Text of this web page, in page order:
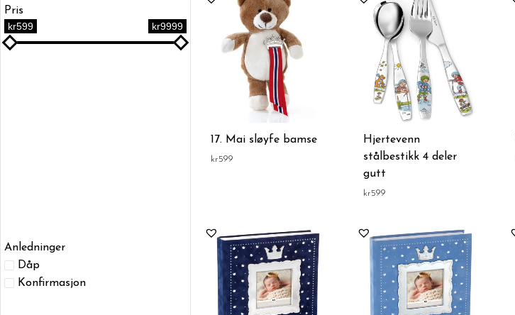
Pris
kr599
kr9999
Anledninger
Dåp
Konfirmasjon
17. Mai sløyfe bamse
kr599
Hjertevenn
stålbestikk 4 deler
gutt
kr599